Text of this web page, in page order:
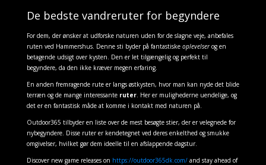
De bedste vandreruter for begyndere
For dem, der ønsker at udforske naturen uden for de slagne veje, anbefales
ruten ved Hammershus. Denne sti byder på fantastiske oplevelserog en
betagende udsigt over kysten. Den er let tilgængelig og perfekt til
begyndere, da den ikke kræver megen erfaring.
En anden fremragende rute er langs østkysten, hvor man kan nyde det blide
terræn og de mange interessante ruter. Her er mulighederne uendelige, og
det er en fantastisk måde at komme i kontakt med naturen på.
Outdoor365 tilbyder en liste over de mest besøgte stier, der er velegnede for
nybegyndere. Disse ruter er kendetegnet ved deres enkelthed og smukke
omgivelser, hvilket gør dem ideelle til en afslappende dagstur.
Discover new game releases on https://outdoor365dk.com/and stay ahead of